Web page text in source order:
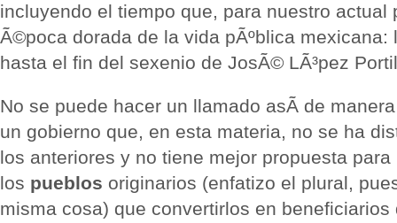
incluyendo el tiempo que, para nuestro actual
Ã©poca dorada de la vida pÃºblica mexicana:
hasta el fin del sexenio de JosÃ© LÃ³pez
No se puede hacer un llamado asÃ­ de
un gobierno que, en esta materia, no se ha
los anteriores y no tiene mejor propuesta para
los pueblos originarios (enfatizo el plural,
misma cosa) que convertirlos en beneficiarios